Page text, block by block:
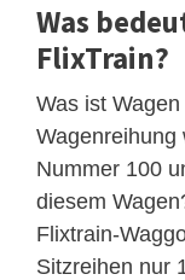
Was
FlixTrain?
Was ist
Wagenreihung
Nummer 100
diesem
Flixtrain-
Sitzreihen nur